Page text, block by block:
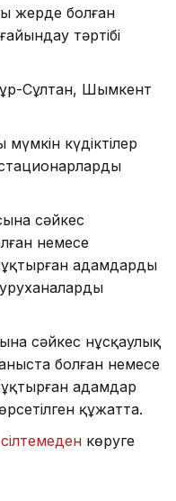
жерде болған
тәртібі
Сұлтан, Шымкент
күдіктілер
сәйкес
немесе
адамдарды
сәйкес нұсқаулық
болған немесе
адамдар
құжатта.
сілтемеден көруге